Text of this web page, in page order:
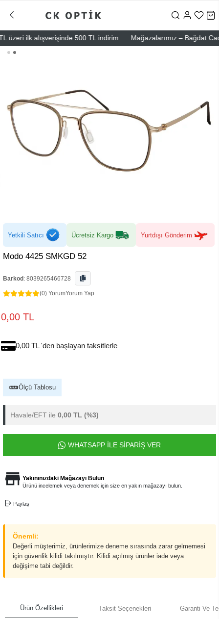
ilk alışverişinde 500 TL indirim Mağazalarımız – Bağdat
Yetkili Satıcı Ücretsiz Kargo Yurtdışı Gönderim
Modo 4425 SMKGD 52
Barkod : 8039265466728
(0) YorumYorum Yap
0,00 TL
0,00 TL 'den başlayan taksitlerle
Ölçü Tablosu
Havale/EFT ile 0,00 TL (%3)
WHATSAPP İLE SİPARİŞ VER
Yakınınızdaki Mağazayı Bulun
Ürünü incelemek veya denemek için size en yakın mağazayı bulun.
Paylaş
Önemli:
Değerli müşterimiz, ürünlerimize deneme sırasında zarar gelmemesi
için güvenlik kilidi takılmıştır. Kilidi açılmış ürünler iade veya
değişime tabi değildir.
Ürün Özellikleri Taksit Seçenekleri Garanti Ve